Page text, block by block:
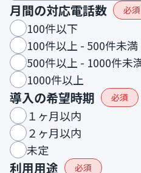
月間の対応電話数 必須
100件以下
100件以上 - 500件未満
500件以上 - 1000件未
1000件以上
導入の希望時期 必須
１ヶ月以内
２ヶ月以内
未定
利用用途 必須